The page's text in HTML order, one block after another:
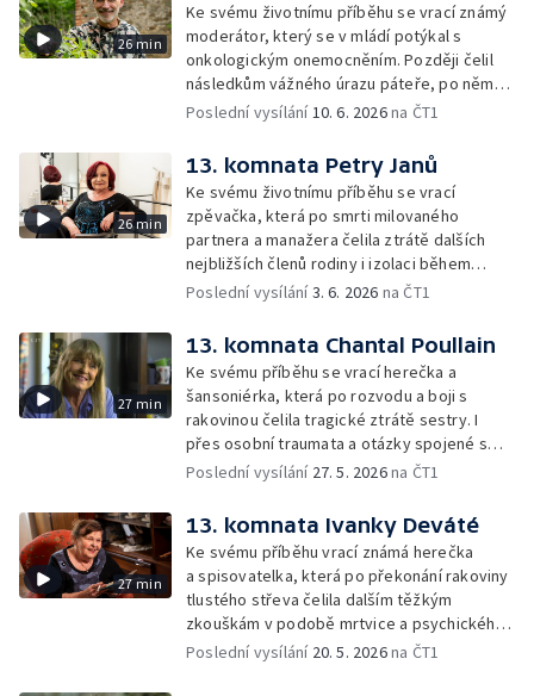
26 min
Ke svému životnímu příběhu se vrací známý
moderátor, který se v mládí potýkal s
onkologickým onemocněním. Později čelil
následkům vážného úrazu páteře, po němž
mu hrozilo ochrnutí. Nakonec se ale dokázal
Poslední vysílání10. 6. 2026na ČT1
26 min
13. komnata Petry Janů
Ke svému životnímu příběhu se vrací
zpěvačka, která po smrti milovaného
partnera a manažera čelila ztrátě dalších
nejbližších členů rodiny i izolaci během
pandemie. V šedesáti letech zůstala sama,
Poslední vysílání3. 6. 2026 na ČT1
27 min
13. komnata Chantal Poullain
Ke svému příběhu se vrací herečka a
šansoniérka, která po rozvodu a boji s
rakovinou čelila tragické ztrátě sestry. I
přes osobní traumata a otázky spojené s
eutanázií v rodině si uchovává nezlomnou
Poslední vysílání 27. 5. 2026na ČT1
27 min
13. komnata Ivanky Deváté
Ke svému příběhu vrací známá herečka
a spisovatelka, která po překonání rakoviny
tlustého střeva čelila dalším těžkým
zkouškám v podobě mrtvice a psychického
vyčerpání.
Poslední vysílání 20. 5. 2026na ČT1